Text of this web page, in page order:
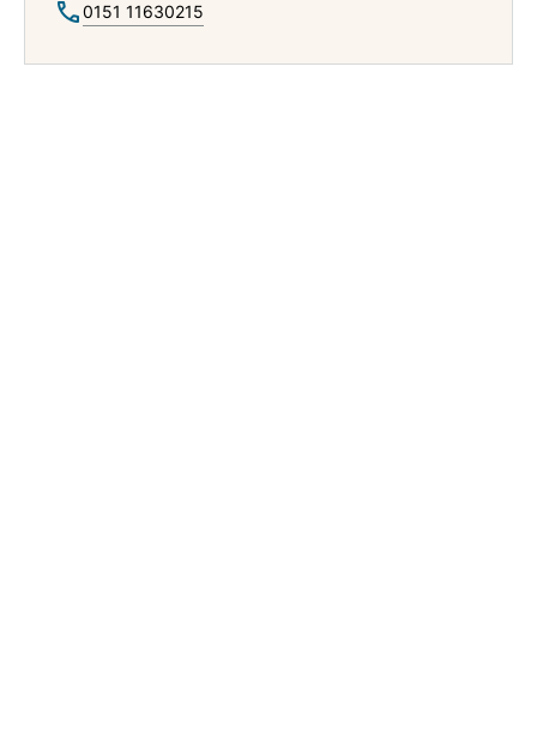
0151 11630215